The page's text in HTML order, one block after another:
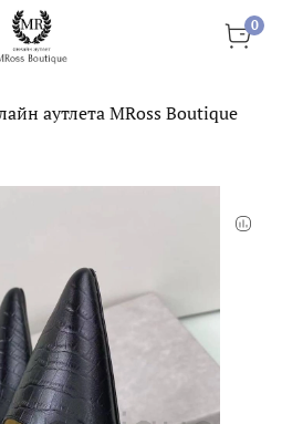
0
аутлета MRoss Boutique